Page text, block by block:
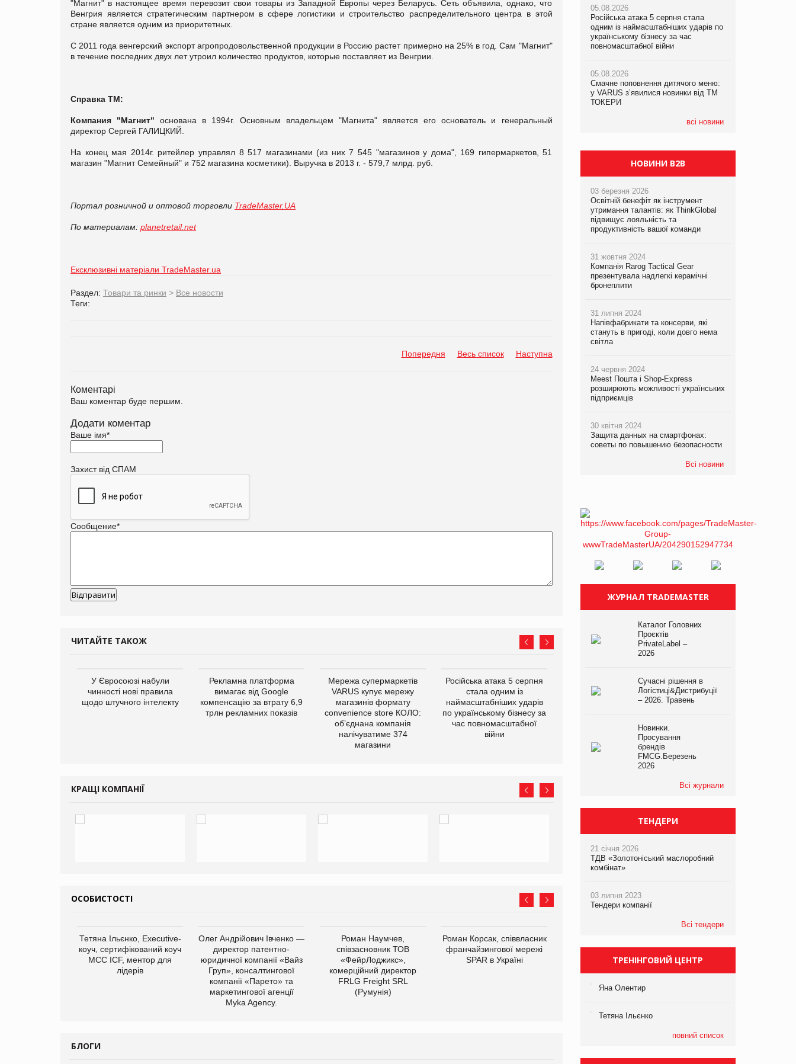
"Магнит" в настоящее время перевозит свои товары из Западной Европы через Беларусь. Сеть объявила, однако, что
Венгрия является стратегическим партнером в сфере логистики и строительство распределительного центра в этой
стране является одним из приоритетных.
С 2011 года венгерский экспорт агропродовольственной продукции в Россию растет примерно на 25% в год. Сам "Магнит"
в течение последних двух лет утроил количество продуктов, которые поставляет из Венгрии.
Справка ТМ:
Компания "Магнит" основана в 1994г. Основным владельцем "Магнита" является его основатель и генеральный
директор Сергей ГАЛИЦКИЙ.
На конец мая 2014г. ритейлер управлял 8 517 магазинами (из них 7 545 "магазинов у дома", 169 гипермаркетов, 51
магазин "Магнит Семейный" и 752 магазина косметики). Выручка в 2013 г. - 579,7 млрд. руб.
Портал розничной и оптовой торговли TradeMaster.UA
По материалам: planetretail.net
Ексклюзивні матеріали TradeMaster.ua
Раздел: Товари та ринки > Все новости
Теги:
Попередня Весь список Наступна
Коментарі
Ваш коментар буде першим.
Додати коментар
Ваше імя*
Захист від СПАМ
Сообщение*
ЧИТАЙТЕ ТАКОЖ
У Євросоюзі набули
чинності нові правила
щодо штучного інтелекту
Рекламна платформа
вимагає від Google
компенсацію за втрату 6,9
трлн рекламних показів
Мережа супермаркетів
VARUS купує мережу
магазинів формату
convenience store КОЛО:
об’єднана компанія
налічуватиме 374
магазини
Російська атака 5 серпня
стала одним із
наймасштабніших ударів
по українському бізнесу за
час повномасштабної
війни
Смачне поповнення
дитячого меню: у VARUS
з’явилися новинки від ТМ
Сергій Лісунов про
заморожені хлібобулочні
КРАЩІ КОМПАНІЇ
ОСОБИСТОСТІ
Тетяна Ільєнко, Executive-
коуч, сертифікований коуч
МСС ICF, ментор для
лідерів
Олег Андрійович Івченко —
директор патентно-
юридичної компанії «Вайз
Груп», консалтингової
компанії «Парето» та
маркетингової агенції
Myka Agency.
Роман Наумчев,
співзасновник ТОВ
«ФейрЛоджикс»,
комерційний директор
FRLG Freight SRL
(Румунія)
Роман Корсак, співвласник
франчайзингової мережі
SPAR в Україні
Файно маркет Директор
департаменту з
компанії «УкраМарин»
БЛОГИ
05.08.2026
Російська атака 5 серпня стала
одним із наймасштабніших ударів по
українському бізнесу за час
повномасштабної війни
05.08.2026
Смачне поповнення дитячого меню:
у VARUS з’явилися новинки від ТМ
ТОКЕРИ
всі новини
05.08.2026
Російська атака 5 серпня стала
одним із наймасштабніших ударів по
українському бізнесу за час
повномасштабної війни
05.08.2026
Смачне поповнення дитячого меню:
у VARUS з’явилися новинки від ТМ
ТОКЕРИ
рекламі екологічних продуктів
05.08.2026
AstraZeneca обговорює найбільшу
НОВИНИ B2B
03 березня 2026
Освітній бенефіт як інструмент
утримання талантів: як ThinkGlobal
підвищує лояльність та
продуктивність вашої команди
31 жовтня 2024
Компанія Rarog Tactical Gear
презентувала надлегкі керамічні
бронеплити
31 липня 2024
Напівфабрикати та консерви, які
стануть в пригоді, коли довго нема
світла
24 червня 2024
Meest Пошта і Shop-Express
розширюють можливості українських
підприємців
30 квітня 2024
Защита данных на смартфонах:
советы по повышению безопасности
Всі новини
ЖУРНАЛ TRADEMASTER
Каталог Головних
Проєктів
PrivateLabel –
2026
Сучасні рішення в
Логістиці&Дистрибуції
– 2026. Травень
Новинки.
Просування
брендів
FMCG.Березень
2026
Всі журнали
ТЕНДЕРИ
21 січня 2026
ТДВ «Золотоніський маслоробний
комбінат»
03 липня 2023
Тендери компанії
Всі тендери
ТРЕНІНГОВИЙ ЦЕНТР
Яна Олентир
Тетяна Ільєнко
повний список